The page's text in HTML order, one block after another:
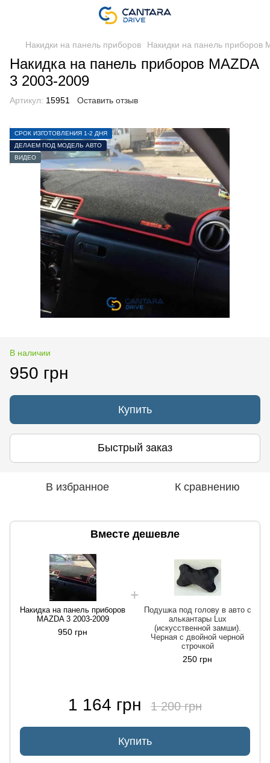
Накидки на панель приборов Накидки на панель приборов
Накидка на панель приборов MAZDA
3 2003-2009
Артикул: 15951 Оставить отзыв
СРОК ИЗГОТОВЛЕНИЯ 1-2 ДНЯ
ДЕЛАЕМ ПОД МОДЕЛЬ АВТО
ВИДЕО
В наличии
950 грн
Купить
Быстрый заказ
В избранное К сравнению
Вместе дешевле
Накидка на панель приборов
MAZDA 3 2003-2009
950 грн
Подушка под голову в авто с
алькантары Lux
(искусственной замши).
Черная с двойной черной
строчкой
250 грн
1 164 грн 1 200 грн
Купить